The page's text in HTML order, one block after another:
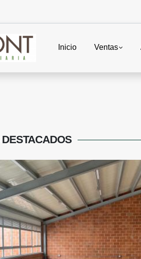
Inicio Ventas
DESTACADOS